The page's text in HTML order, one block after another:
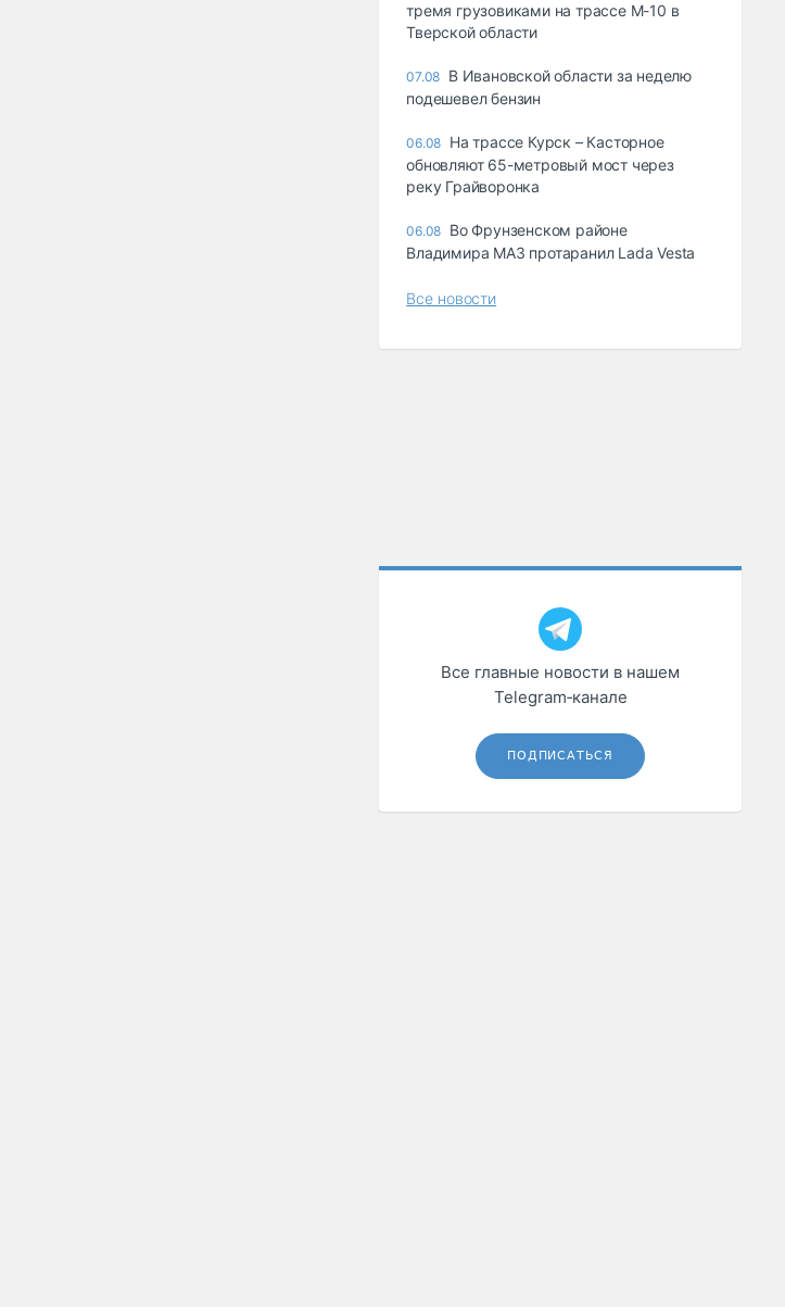
тремя грузовиками на трассе М-10 в
Тверской области
07.08 В Ивановской области за неделю
подешевел бензин
06.08 На трассе Курск – Касторное
обновляют 65-метровый мост через
реку Грайворонка
06.08 Во Фрунзенском районе
Владимира МАЗ протаранил Lada Vesta
Все новости
Все главные новости в нашем
Telegram‑канале
ПОДПИСАТЬСЯ